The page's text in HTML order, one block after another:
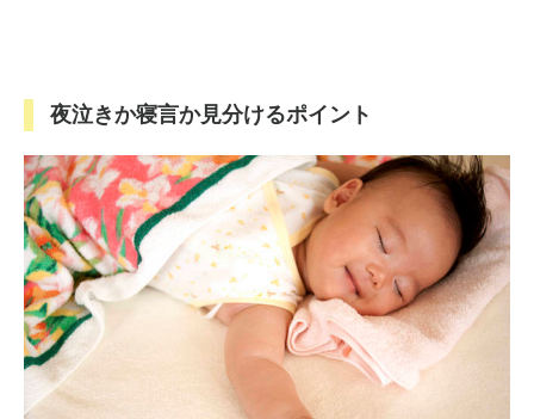
夜泣きか寝言か見分けるポイント